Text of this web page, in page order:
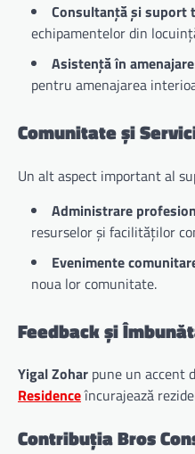
Consultanță și suport
echipamentelor din
Asistență în amenajare
pentru amenajarea
Comunitate și
Un alt aspect important al
Administrare
resurselor și facilităților
Evenimente
noua lor comunitate.
Feedback și
Yigal Zohar pune un accent
Residenceîncurajează
Contribuția Bros